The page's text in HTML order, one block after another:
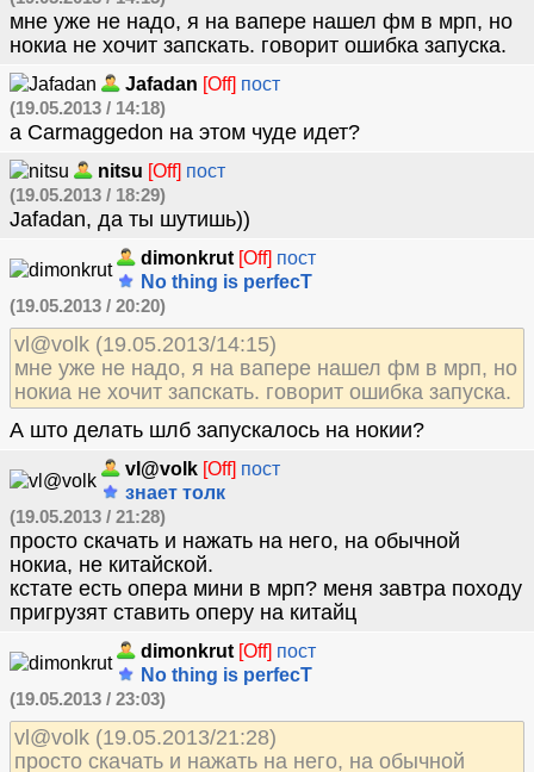
мне уже не надо, я на вапере нашел фм в мрп, но
нокиа не хочит запскать. говорит ошибка запуска.
Jafadan [Off] пост
(19.05.2013 / 14:18)
а Carmaggedon на этом чуде идет?
nitsu [Off] пост
(19.05.2013 / 18:29)
Jafadan, да ты шутишь))
dimonkrut [Off] пост
No thing is perfecT
(19.05.2013 / 20:20)
vl@volk (19.05.2013/14:15)
мне уже не надо, я на вапере нашел фм в мрп, но
нокиа не хочит запскать. говорит ошибка запуска.
А што делать шлб запускалось на нокии?
vl@volk [Off] пост
знает толк
(19.05.2013 / 21:28)
просто скачать и нажать на него, на обычной
нокиа, не китайской.
кстате есть опера мини в мрп? меня завтра походу
пригрузят ставить оперу на китайц
dimonkrut [Off] пост
No thing is perfecT
(19.05.2013 / 23:03)
vl@volk (19.05.2013/21:28)
просто скачать и нажать на него, на обычной